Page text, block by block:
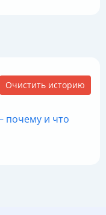
Очистить историю
почему и что